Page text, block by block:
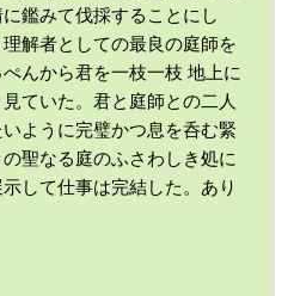
鑑みて伐採することにし
解者としての最良の庭師を
んから君を一枝一枝 地上に
ていた。君と庭師との二人
ように完璧かつ息を呑む緊
聖なる庭のふさわしき処に
して仕事は完結した。あり